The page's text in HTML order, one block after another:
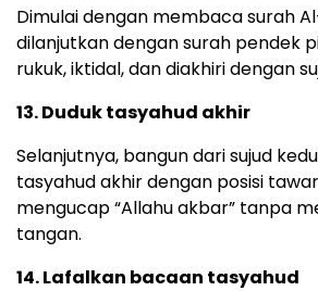
Dimulai dengan membaca surah
dilanjutkan dengan surah pendek
rukuk, iktidal, dan diakhiri dengan
13. Duduk tasyahud akhir
Selanjutnya, bangun dari sujud
tasyahud akhir dengan posisi
mengucap “Allahu akbar” tanpa
tangan.
14. Lafalkan bacaan tasyahud